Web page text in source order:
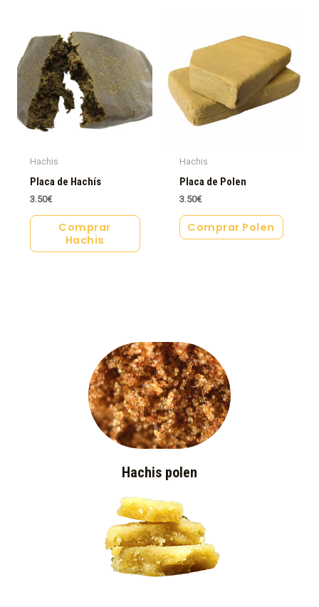
Hachis
Placa de Hachís
3.50€
Comprar
Hachis
Hachis
Placa de Polen
3.50€
Comprar Polen
Hachis polen